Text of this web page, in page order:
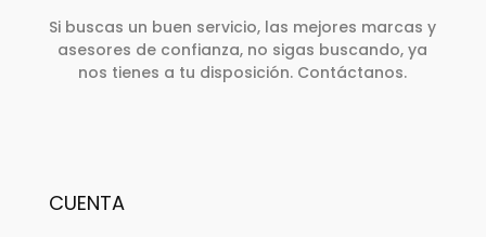
Si buscas un buen servicio, las mejores marcas y
asesores de confianza, no sigas buscando, ya
nos tienes a tu disposición. Contáctanos.
CUENTA